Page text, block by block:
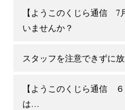
【ようこのくじら通信 7
いませんか？
スタッフを注意できずに
【ようこのくじら通信
は…